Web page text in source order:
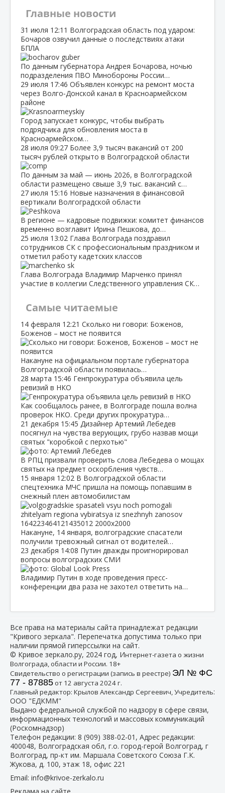
Главные новости
31 июля 12:11 Волгоградская область под ударом:
Бочаров озвучил данные о последствиях атаки
БПЛА
По данным губернатора Андрея Бочарова, ночью
подразделения ПВО Минобороны России…
29 июля 17:46 Объявлен конкурс на ремонт моста
через Волго‑Донской канал в Красноармейском
районе
Город запускает конкурс, чтобы выбрать
подрядчика для обновления моста в
Красноармейском…
28 июля 09:27 Более 3,9 тысяч вакансий от 200
тысяч рублей открыто в Волгоградской области
По данным за май — июнь 2026, в Волгоградской
области размещено свыше 3,9 тыс. вакансий с…
27 июля 15:16 Новые назначения в финансовой
вертикали Волгоградской области
В регионе — кадровые подвижки: комитет финансов
временно возглавит Ирина Пешкова, до…
25 июля 13:02 Глава Волгограда поздравил
сотрудников СК с профессиональным праздником и
отметил работу кадетских классов
Глава Волгограда Владимир Марченко принял
участие в коллегии Следственного управления СК…
Самые читаемые
14 февраля 12:21 Сколько ни говори: Боженов,
Боженов – мост не появится
Накануне на официальном портале губернатора
Волгоградской области появилась…
28 марта 15:46 Генпрокуратура объявила цель
ревизий в НКО
Как сообщалось ранее, в Волгограде пошла волна
проверок НКО. Среди других прокуратура…
21 декабря 15:45 Дизайнер Артемий Лебедев
посягнул на чувства верующих, грубо назвав мощи
святых "коробкой с перхотью"
В РПЦ призвали проверить слова Лебедева о мощах
святых на предмет оскорбления чувств…
15 января 12:02 В Волгоградской области
спецтехника МЧС пришла на помощь попавшим в
снежный плен автомобилистам
Накануне, 14 января, волгоградские спасатели
получили тревожный сигнал от водителей…
23 декабря 14:08 Путин дважды проигнорировал
вопросы волгоградских СМИ
Владимир Путин в ходе проведения пресс-
конференции два раза не захотел ответить на…
Все права на материалы сайта принадлежат редакции
"Кривого зеркала". Перепечатка допустима только при
наличии прямой гиперссылки на сайт.
© Кривое зеркало.ру, 2024 год, Интернет-газета о жизни
Волгограда, области и России. 18+
Свидетельство о регистрации (запись в реестре) ЭЛ № ФС
77 - 87885от 12 августа 2024 г.
Главный редактор: Крылов Александр Сергеевич, Учредитель:
ООО "ЕДКММ"
Выдано федеральной службой по надзору в сфере связи,
информационных технологий и массовых коммуникаций
(Роскомнадзор)
Телефон редакции: 8 (909) 388-02-01 , Адрес редакции:
400048, Волгоградская обл, г.о. город-герой Волгоград, г
Волгоград, пр-кт им. Маршала Советского Союза Г.К.
Жукова, д. 100, этаж 18, офис 221
Email: info@krivoe-zerkalo.ru